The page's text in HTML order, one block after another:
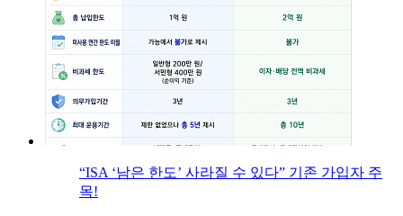
“ISA ‘남은 한도’ 사라질 수 있다” 기존 가입자 주
목!